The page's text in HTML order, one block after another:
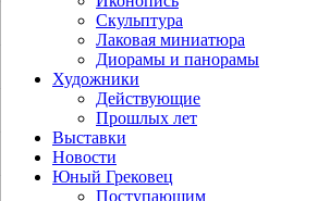
Скульптура
Лаковая миниатюра
Диорамы и панорамы
Художники
Действующие
Прошлых лет
Выставки
Новости
Юный Грековец
Поступающим